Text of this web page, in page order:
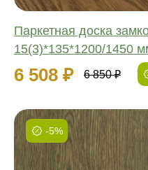
Паркетная доска
15(3)*135*1200/1450
6 508 ₽ 6 850 ₽
-5%
Фаска:
Соединение: